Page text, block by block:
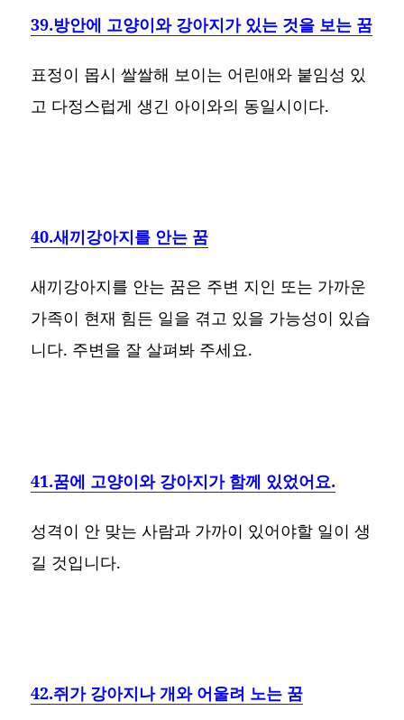
39.방안에 고양이와 강아지가 있는 것을 보는 꿈
표정이 몹시 쌀쌀해 보이는 어린애와 붙임성 있
고 다정스럽게 생긴 아이와의 동일시이다.
40.새끼강아지를 안는 꿈
새끼강아지를 안는 꿈은 주변 지인 또는 가까운
가족이 현재 힘든 일을 겪고 있을 가능성이 있습
니다. 주변을 잘 살펴봐 주세요.
41.꿈에 고양이와 강아지가 함께 있었어요.
성격이 안 맞는 사람과 가까이 있어야할 일이 생
길 것입니다.
42.쥐가 강아지나 개와 어울려 노는 꿈